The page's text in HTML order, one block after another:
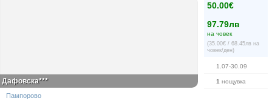
50.00€
97.79лв
на човек
(35.00€ / 68.45лв на
човек/ден)
1.07-30.09
1 нощувка
Дафовска***
Пампорово